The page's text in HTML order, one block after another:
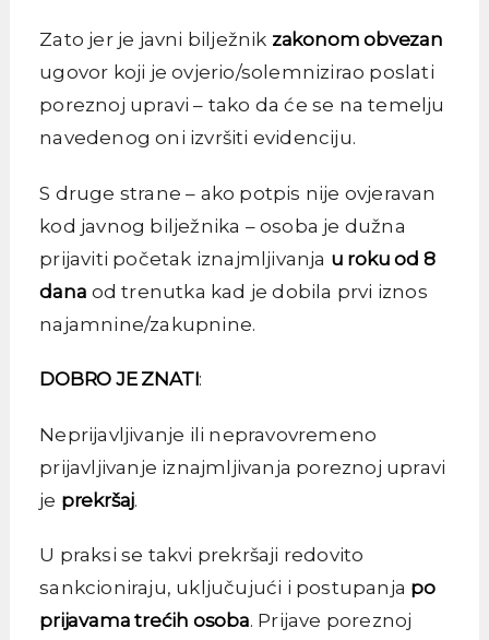
Zato jer je javni bilježnik zakonom obvezan
ugovor koji je ovjerio/solemnizirao poslati
poreznoj upravi – tako da će se na temelju
navedenog oni izvršiti evidenciju.
S druge strane – ako potpis nije ovjeravan
kod javnog bilježnika – osoba je dužna
prijaviti početak iznajmljivanja u roku od 8
dana od trenutka kad je dobila prvi iznos
najamnine/zakupnine.
DOBRO JE ZNATI:
Neprijavljivanje ili nepravovremeno
prijavljivanje iznajmljivanja poreznoj upravi
je prekršaj.
U praksi se takvi prekršaji redovito
sankcioniraju, uključujući i postupanja po
prijavama trećih osoba. Prijave poreznoj